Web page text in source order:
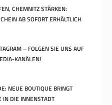
CHEMNITZ STÄRKEN:
AB SOFORT ERHÄLTLICH
– FOLGEN SIE UNS AUF
KANÄLEN!
NEUE BOUTIQUE BRINGT
IN DIE INNENSTADT